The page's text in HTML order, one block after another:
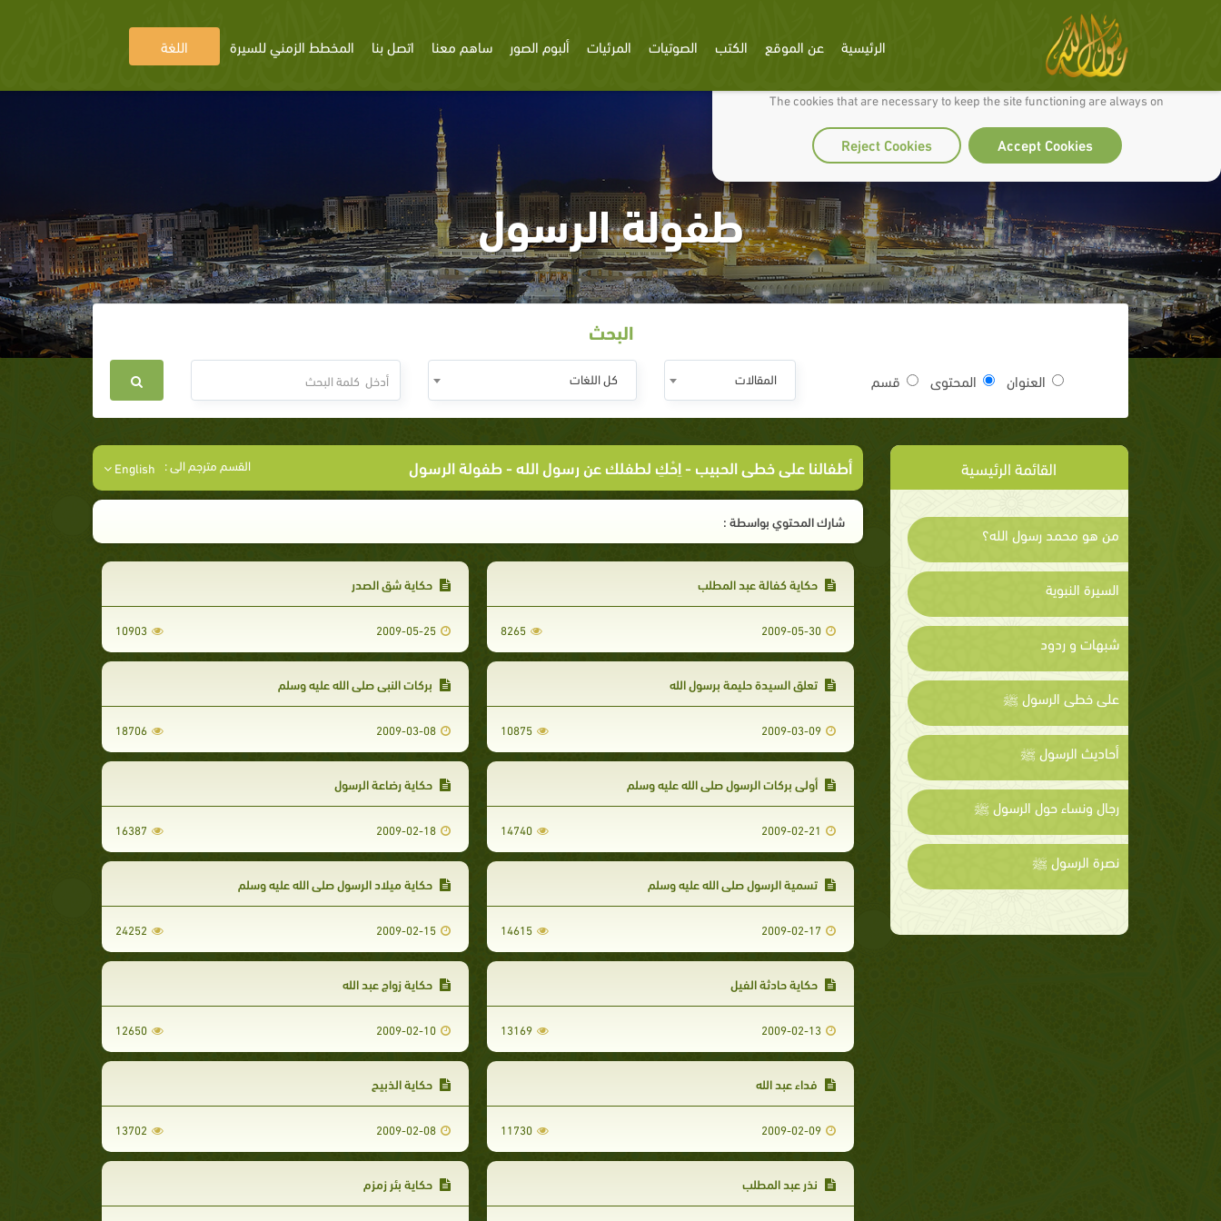
We use cookies to make our site work well for you and so we can continually improve it.
The cookies that are necessary to keep the site functioning are always on
Accept Cookies
Reject Cookies
الرئيسية عن الموقع الكتب الصوتيات المرئيات ألبوم الصور ساهم معنا اتصل بنا المخطط الزمني للسيرة اللغة
طفولة الرسول
البحث
العنوان المحتوى قسم المقالات كل اللغات
القائمة الرئيسية
من هو محمد رسول الله؟
السيرة النبوية
شبهات و ردود
على خطى الرسول ﷺ
أحاديث الرسول ﷺ
رجال ونساء حول الرسول ﷺ
نصرة الرسول ﷺ
أطفالنا على خطى الحبيب -اِحْكِ لطفلك عن رسول الله- طفولة الرسول القسم مترجم الى : English
شارك المحتوي بواسطة :
حكاية كفالة عبد المطلب
2009-05-30
8265
حكاية شق الصدر
2009-05-25
10903
تعلق السيدة حليمة برسول الله
2009-03-09
10875
بركات النبي صلى الله عليه وسلم
2009-03-08
18706
أولى بركات الرسول صلى الله عليه وسلم
2009-02-21
14740
حكاية رضاعة الرسول
2009-02-18
16387
تسمية الرسول صلى الله عليه وسلم
2009-02-17
14615
حكاية ميلاد الرسول صلى الله عليه وسلم
2009-02-15
24252
حكاية حادثة الفيل
2009-02-13
13169
حكاية زواج عبد الله
2009-02-10
12650
فداء عبد الله
2009-02-09
11730
حكاية الذبيح
2009-02-08
13702
نذر عبد المطلب حكاية بئر زمزم